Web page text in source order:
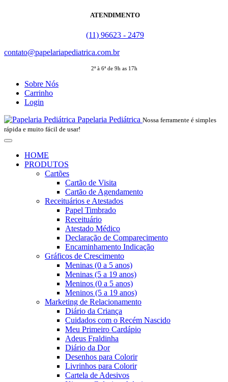
ATENDIMENTO
(11) 96623 - 2479
contato@papelariapediatrica.com.br
2ª à 6ª de 9h as 17h
Sobre Nós
Carrinho
Login
Papelaria Pediátrica Nossa ferramente é simples
rápida e muito fácil de usar!
HOME
PRODUTOS
Cartões
Cartão de Visita
Cartão de Agendamento
Receituários e Atestados
Papel Timbrado
Receituário
Atestado Médico
Declaração de Comparecimento
Encaminhamento Indicação
Gráficos de Crescimento
Meninas (0 a 5 anos)
Meninas (5 a 19 anos)
Meninos (0 a 5 anos)
Meninos (5 a 19 anos)
Marketing de Relacionamento
Diário da Criança
Cuidados com o Recém Nascido
Meu Primeiro Cardápio
Adeus Fraldinha
Diário da Dor
Desenhos para Colorir
Livrinhos para Colorir
Cartela de Adesivos